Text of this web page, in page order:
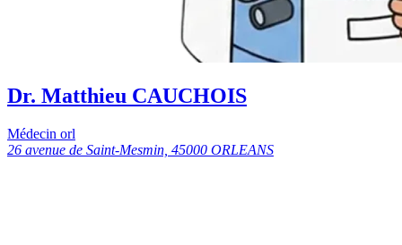
Dr. Matthieu CAUCHOIS
Médecin orl
26 avenue de Saint-Mesmin, 45000 ORLEANS